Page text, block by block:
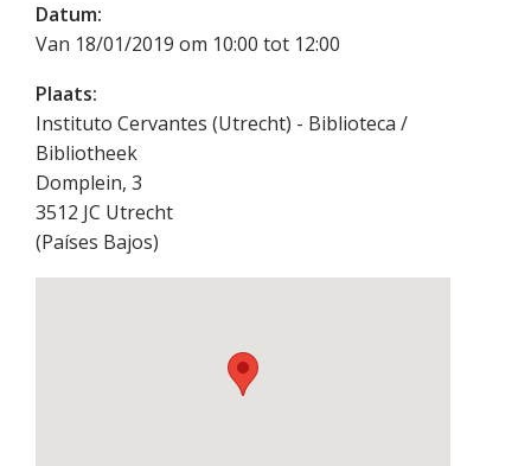
Datum:
Van 18/01/2019 om 10:00 tot 12:00
Plaats:
Instituto Cervantes (Utrecht) - Biblioteca /
Bibliotheek
Domplein, 3
3512 JC Utrecht
(Países Bajos)